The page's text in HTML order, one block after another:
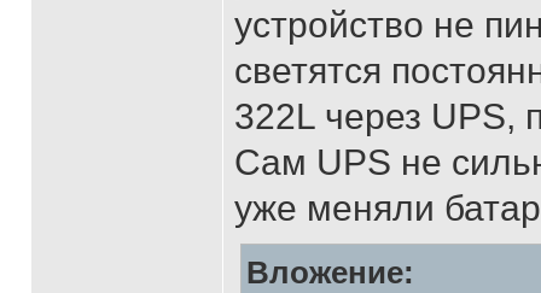
устройство не
светятся
322L через UPS,
Сам UPS не
уже меняли
Вложение: